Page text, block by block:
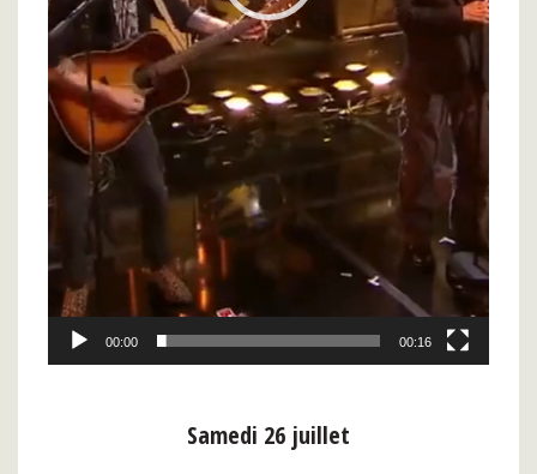
00:00 00:16
Samedi 26 juillet